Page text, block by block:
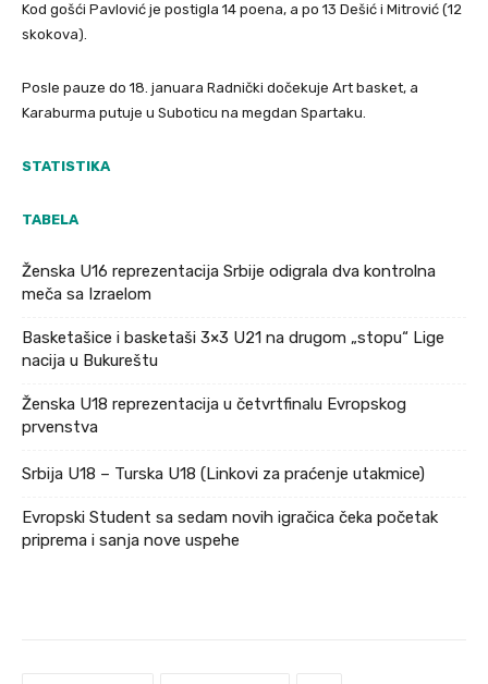
Kod gošći Pavlović je postigla 14 poena, a po 13 Dešić i Mitrović (12
skokova).
Posle pauze do 18. januara Radnički dočekuje Art basket, a
Karaburma putuje u Suboticu na megdan Spartaku.
STATISTIKA
TABELA
Ženska U16 reprezentacija Srbije odigrala dva kontrolna
meča sa Izraelom
Basketašice i basketaši 3×3 U21 na drugom „stopu“ Lige
nacija u Bukureštu
Ženska U18 reprezentacija u četvrtfinalu Evropskog
prvenstva
Srbija U18 – Turska U18 (Linkovi za praćenje utakmice)
Evropski Student sa sedam novih igračica čeka početak
priprema i sanja nove uspehe